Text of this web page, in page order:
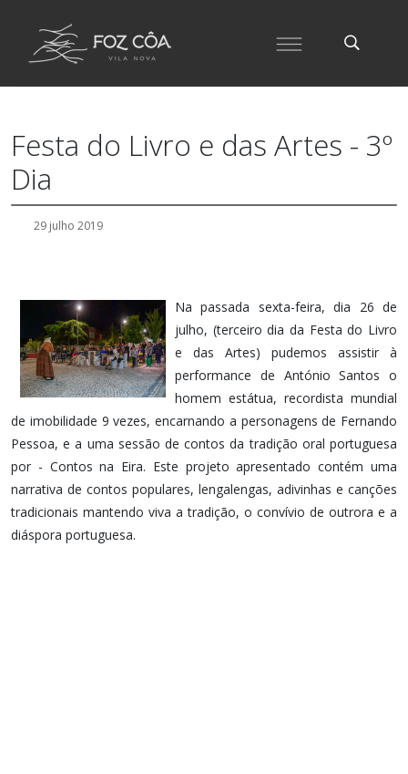
Festa do Livro e das Artes - 3º
Dia
29 julho 2019
Na passada sexta-feira, dia 26 de
julho, (terceiro dia da Festa do Livro
e das Artes) pudemos assistir à
performance de António Santos o
homem estátua, recordista mundial
de imobilidade 9 vezes, encarnando a personagens de Fernando
Pessoa, e a uma sessão de contos da tradição oral portuguesa
por - Contos na Eira. Este projeto apresentado contém uma
narrativa de contos populares, lengalengas, adivinhas e canções
tradicionais mantendo viva a tradição, o convívio de outrora e a
diáspora portuguesa.